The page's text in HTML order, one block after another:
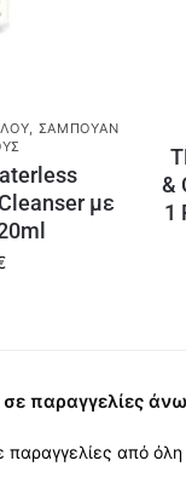
, ΣΑΜΠΟΥΆΝ
με
&
1
παραγγελίες άνω
από όλη